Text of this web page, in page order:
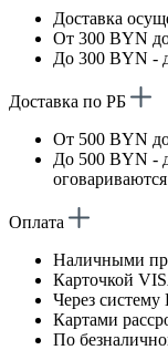
Доставка
От 300 BYN
До 300 BYN -
Доставка по РБ
От 500 BYN
До 500 BYN -
Оплата
Наличными
Карточкой
Через
Картами
По